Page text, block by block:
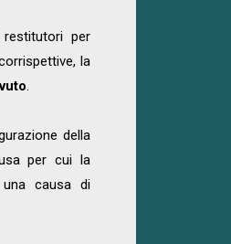
per
la
.
della
per cui la
una causa di